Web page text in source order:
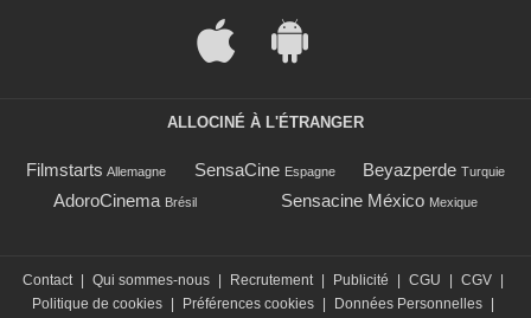
ALLOCINÉ À L'ÉTRANGER
Filmstarts Allemagne SensaCine Espagne Beyazperde Turquie
AdoroCinema Brésil Sensacine México Mexique
Contact Qui sommes-nous Recrutement Publicité CGU CGV
Politique de cookies
Préférences cookies Données Personnelles